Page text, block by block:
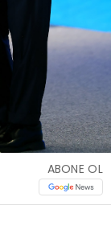
ABONE OL